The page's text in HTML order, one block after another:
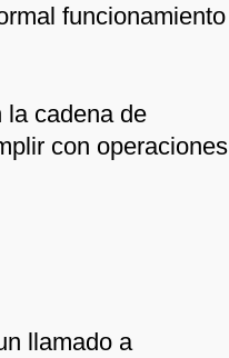
funcionamiento
la cadena de
con operaciones
llamado a